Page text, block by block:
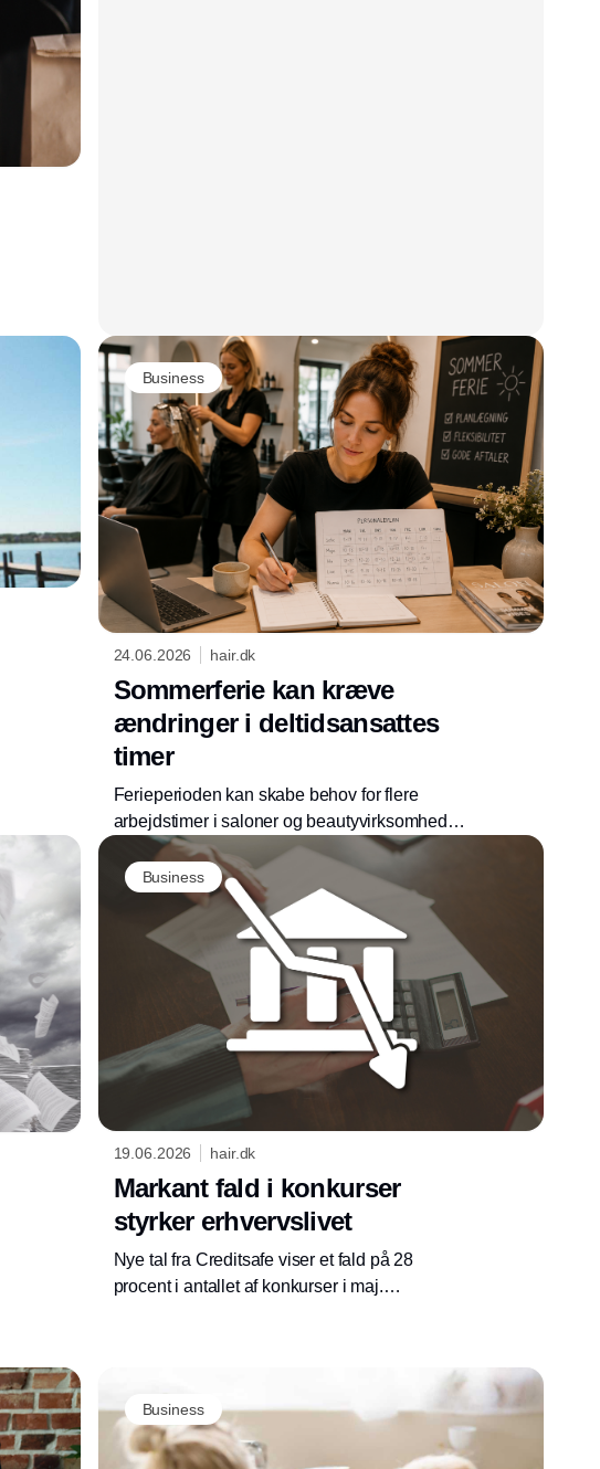
Business
24.06.2026 hair.dk
Sommerferie kan kræve
ændringer i deltidsansattes
timer
Ferieperioden kan skabe behov for flere
arbejdstimer i saloner og beautyvirksomheder.
Arbejdsgivere skal dog være opmærksomme
på reglerne for deltidsansatte.
Business
19.06.2026 hair.dk
Markant fald i konkurser
styrker erhvervslivet
Nye tal fra Creditsafe viser et fald på 28
procent i antallet af konkurser i maj.
Business